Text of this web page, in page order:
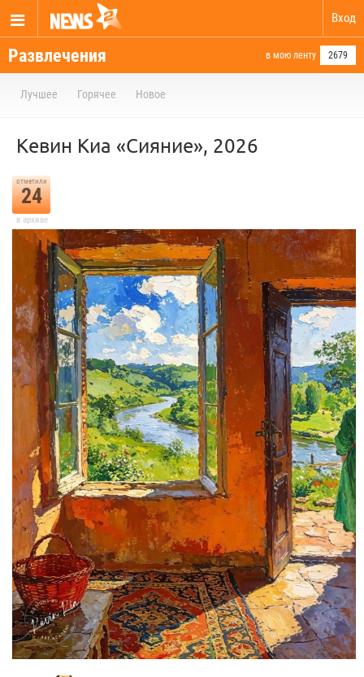
Вход
Развлечения в мою ленту 2679
Лучшее Горячее Новое
Кевин Киа «Сияние», 2026
отметили
24
в архиве